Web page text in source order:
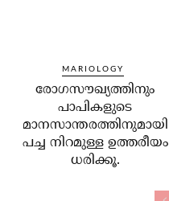
MARIOLOGY
രോഗസൗഖ്യത്തിനും
പാപികളുടെ
മാനസാന്തരത്തിനുമായി
പച്ച നിറമുള്ള ഉത്തരീയം
ധരിക്കൂ.